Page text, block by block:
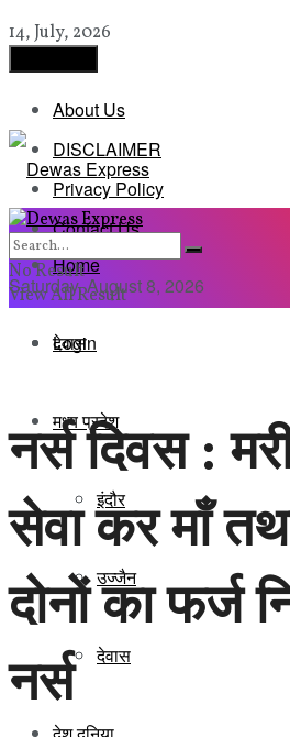
14, July, 2026
About Us
DISCLAIMER
Privacy Policy
Contact Us
Saturday, August 8, 2026
Login
Home
देवास
मध्य प्रदेश
इंदौर
उज्जैन
देवास
No Result
View All Result
नर्स दिवस :
सेवा कर माँ
दोनों का फर्ज
नर्स